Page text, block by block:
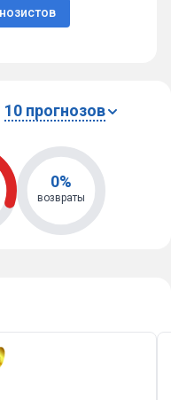
10 прогнозов
0%
возвраты